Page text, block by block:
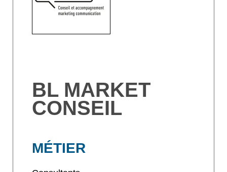
BL MARKET
CONSEIL
MÉTIER